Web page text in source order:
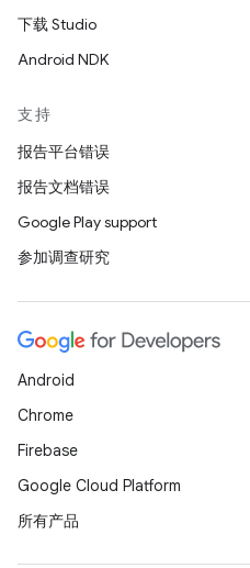
下载 Studio
Android NDK
支持
报告平台错误
报告文档错误
Google Play support
参加调查研究
Android
Chrome
Firebase
Google Cloud Platform
所有产品